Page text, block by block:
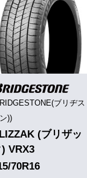
ブリヂス
))
(ブリザッ
) VRX3
70R16